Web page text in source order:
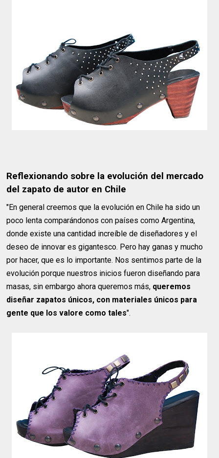
Reflexionando sobre la evolución del mercado
del zapato de autor en Chile
"En general creemos que la evolución en Chile ha sido un
poco lenta comparándonos con países como Argentina,
donde existe una cantidad increíble de diseñadores y el
deseo de innovar es gigantesco. Pero hay ganas y mucho
por hacer, que es lo importante. Nos sentimos parte de la
evolución porque nuestros inicios fueron diseñando para
masas, sin embargo ahora queremos más, queremos
diseñar zapatos únicos, con materiales únicos para
gente que los valore como tales".